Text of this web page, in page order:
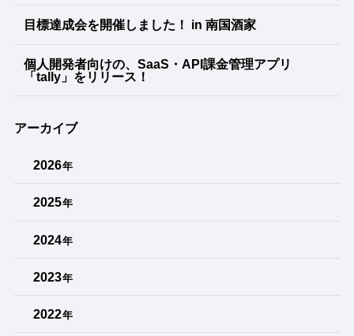
目標達成会を開催しました！ in 南国酒家
個人開発者向けの、SaaS・API課金管理アプリ
「tally」をリリース！
アーカイブ
2026年
2025年
2024年
2023年
2022年